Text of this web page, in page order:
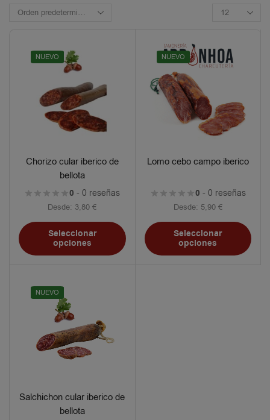
NUEVO
Chorizo cular iberico de
bellota
0 - 0 reseñas
Desde: 3,80€
Seleccionar
opciones
NUEVO
Lomo cebo campo iberico
0 - 0 reseñas
Desde: 5,90 €
Seleccionar
opciones
NUEVO
Salchichon cular iberico de
bellota